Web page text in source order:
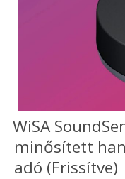
WiSA
minősített
adó (Frissítve)